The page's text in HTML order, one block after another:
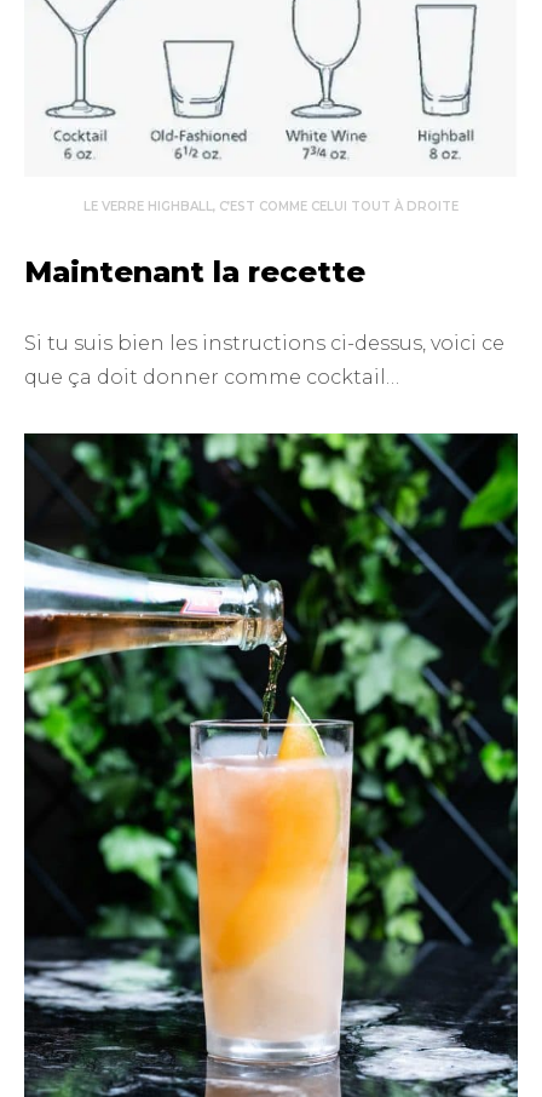
LE VERRE HIGHBALL, C’EST COMME CELUI TOUT À DROITE
Maintenant la recette
Si tu suis bien les instructions ci-dessus, voici ce
que ça doit donner comme cocktail…